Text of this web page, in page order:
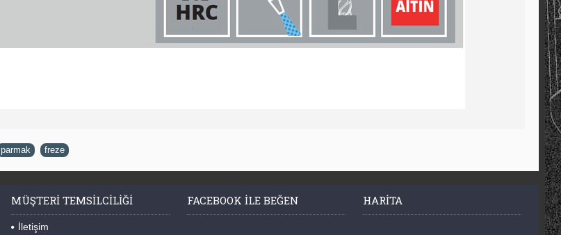
parmak freze
MÜŞTERI TEMSILCILIĞI
İletişim
FACEBOOK ILE BEĞEN HARITA